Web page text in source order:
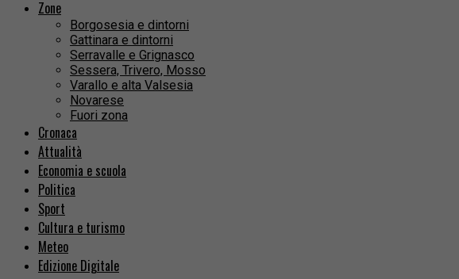
Zone
Borgosesia e dintorni
Gattinara e dintorni
Serravalle e Grignasco
Sessera, Trivero, Mosso
Varallo e alta Valsesia
Novarese
Fuori zona
Cronaca
Attualità
Economia e scuola
Politica
Sport
Cultura e turismo
Meteo
Edizione Digitale